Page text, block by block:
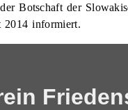
Botschaft der
2014 informiert.